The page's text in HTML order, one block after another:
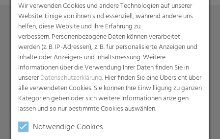
Wir verwenden Cookies und andere Technologien auf unserer
Website. Einige von ihnen sind essenziell, während andere uns
helfen, diese Website und Ihre Erfahrung zu
verbessern. Personenbezogene Daten können verarbeitet
werden (z. B. IP-Adressen), z. B. für personalisierte Anzeigen und
Inhalte oder Anzeigen- und Inhaltsmessung. Weitere
Informationen über die Verwendung Ihrer Daten finden Sie in
unsererDatenschutzerklärung. Hier finden Sie eine Übersicht über
alle verwendeten Cookies. Sie können Ihre Einwilligung zu ganzen
Kategorien geben oder sich weitere Informationen anzeigen
lassen und so nur bestimmte Cookies auswählen.
Notwendige Cookies
Produkte
Barrierefolien
Compounds
Dachunterspannbahnen
Industriefolien, Säcke, Sackverpackungen
Liners
MDO Folien